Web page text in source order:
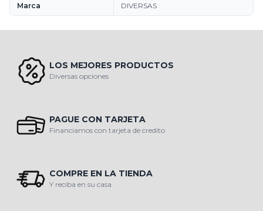
Marca DIVERSAS
LOS MEJORES PRODUCTOS
Diversas opciones
PAGUE CON TARJETA
Financiamos con tarjeta de credito
COMPRE EN LA TIENDA
Y reciba en su casa